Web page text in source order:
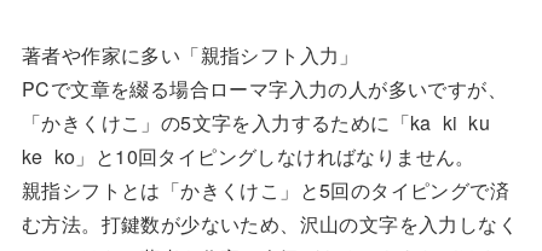
著者や作家に多い「親指シフト入力」
PCで文章を綴る場合ローマ字入力の人が多いですが、
「かきくけこ」の5文字を入力するために「ka ki ku
ke ko」と10回タイピングしなければなりません。
親指シフトとは「かきくけこ」と5回のタイピングで済
む方法。打鍵数が少ないため、沢山の文字を入力しなく